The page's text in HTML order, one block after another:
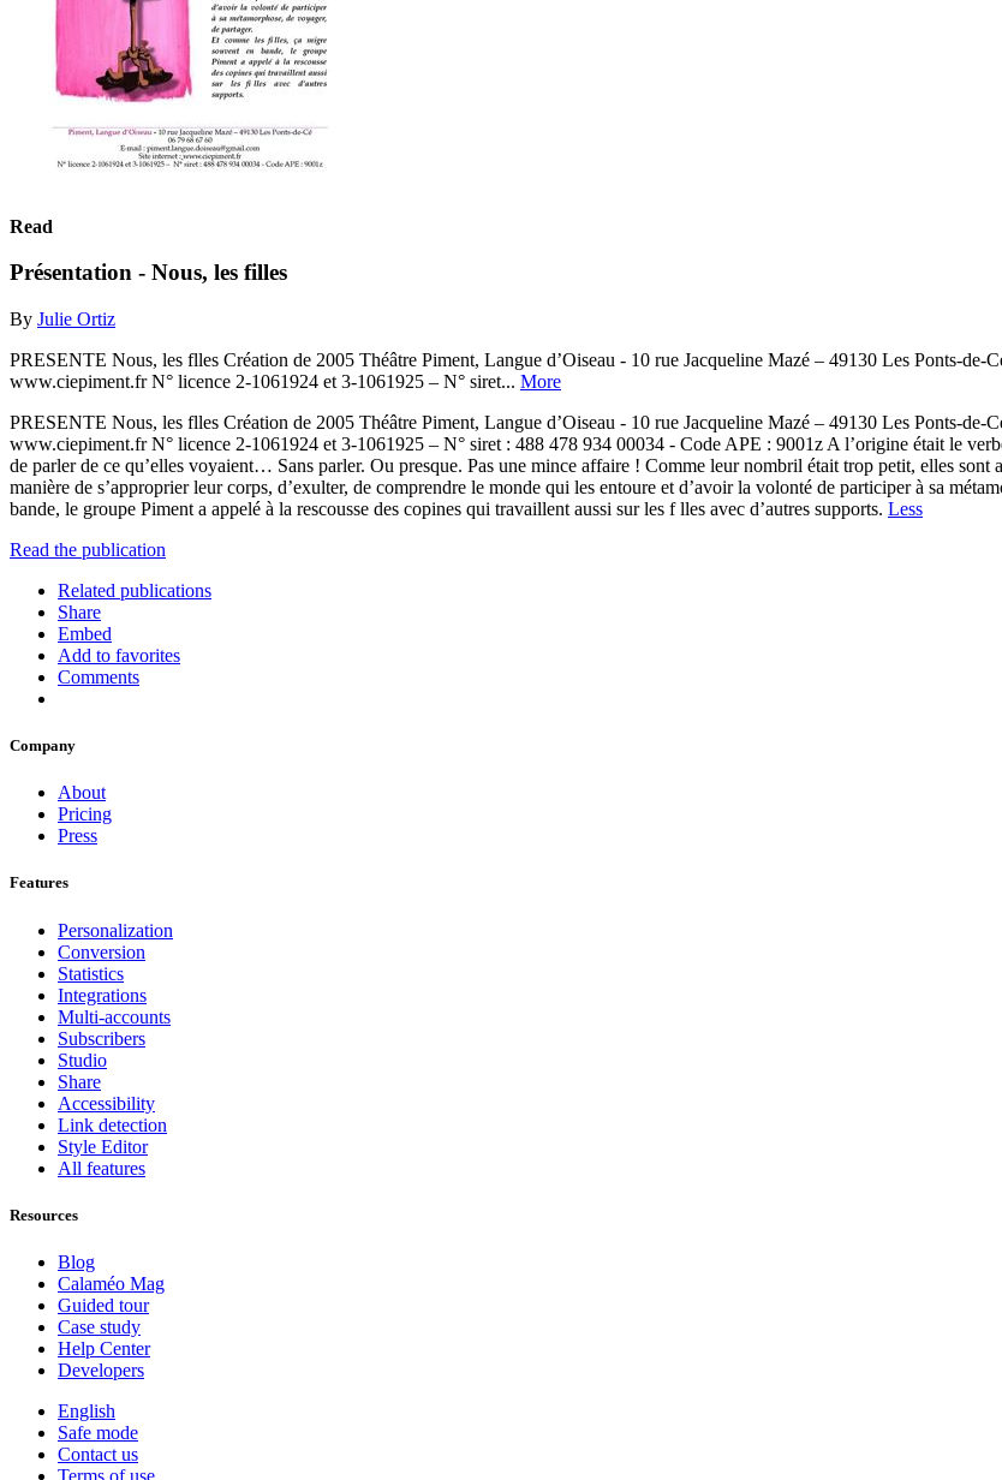
Read
Présentation - Nous, les filles
By Julie Ortiz
PRESENTE Nous, les flles Création de 2005 Théâtre Piment, Langue d’Oiseau - 10 rue Jacqueline Mazé – 49130 Les Ponts-
www.ciepiment.fr N° licence 2-1061924 et 3-1061925 – N° siret... More
PRESENTE Nous, les flles Création de 2005 Théâtre Piment, Langue d’Oiseau - 10 rue Jacqueline Mazé – 49130 Les Ponts-
www.ciepiment.fr N° licence 2-1061924 et 3-1061925 – N° siret : 488 478 934 00034 - Code APE : 9001z A l’origine était le
de parler de ce qu’elles voyaient… Sans parler. Ou presque. Pas une mince affaire ! Comme leur nombril était trop petit, elles
manière de s’approprier leur corps, d’exulter, de comprendre le monde qui les entoure et d’avoir la volonté de participer à sa
bande, le groupe Piment a appelé à la rescousse des copines qui travaillent aussi sur les f lles avec d’autres supports. Less
Read the publication
Related publications
Share
Embed
Add to favorites
Comments
Company
About
Pricing
Press
Features
Personalization
Conversion
Statistics
Integrations
Multi-accounts
Subscribers
Studio
Share
Accessibility
Link detection
Style Editor
All features
Resources
Blog
Calaméo Mag
Guided tour
Case study
Help Center
Developers
English
Safe mode
Contact us
Terms of use